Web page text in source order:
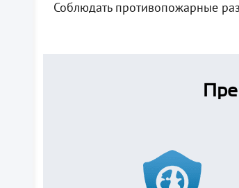
Соблюдать противопожарные